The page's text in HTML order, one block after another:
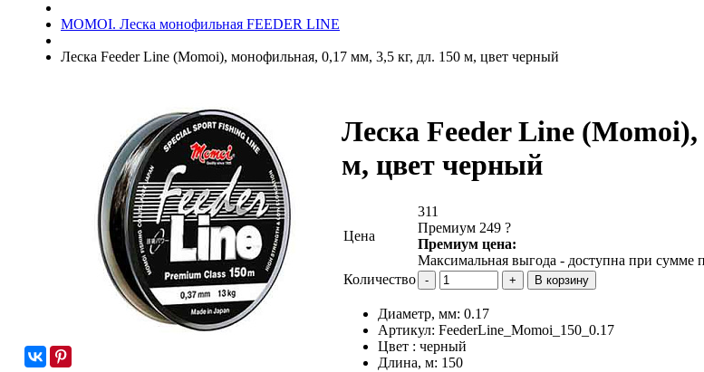
MOMOI. Леска монофильная FEEDER LINE
Леска Feeder Line (Momoi), монофильная, 0,17 мм, 3,5 кг, дл. 150 м, цвет черный
Леска Feeder Line
м, цвет черный
Цена
311
Премиум 249 ?
Премиум цена:
Максимальная выгода - доступна при сумме
Количество
Диаметр, мм: 0.17
Артикул: FeederLine_Momoi_150_0.17
Цвет : черный
Длина, м: 150